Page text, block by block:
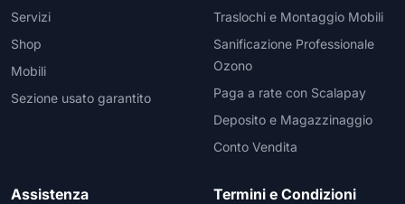
Servizi
Shop
Mobili
Sezione usato garantito
Traslochi e Montaggio Mobili
Sanificazione Professionale
Ozono
Paga a rate con Scalapay
Deposito e Magazzinaggio
Conto Vendita
Assistenza Termini e Condizioni